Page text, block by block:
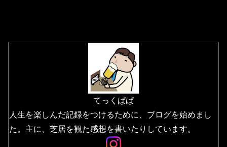
てっくぱぱ
人生を楽しんだ記録をつけるために、ブログを始めまし
た。主に、芝居を観た感想を書いたりしています。